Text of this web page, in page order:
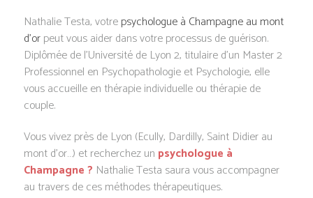
Nathalie Testa, votrepsychologue à Champagne au mont
d’orpeut vous aider dans votre processus de guérison.
Diplômée de l’Université de Lyon 2, titulaire d’un Master 2
Professionnel en Psychopathologie et Psychologie, elle
vous accueille en thérapie individuelle ou thérapie de
couple.
Vous vivez près de Lyon (Ecully, Dardilly, Saint Didier au
mont d’or…) et recherchez un psychologue à
Champagne ? Nathalie Testa saura vous accompagner
au travers de ces méthodes thérapeutiques.